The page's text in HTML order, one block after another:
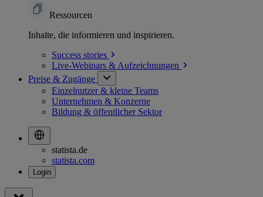
Ressourcen
Inhalte, die informieren und inspirieren.
Success stories
Live-Webinars & Aufzeichnungen
Preise & Zugänge
Einzelnutzer & kleine Teams
Unternehmen & Konzerne
Bildung & öffentlicher Sektor
statista.de
statista.com